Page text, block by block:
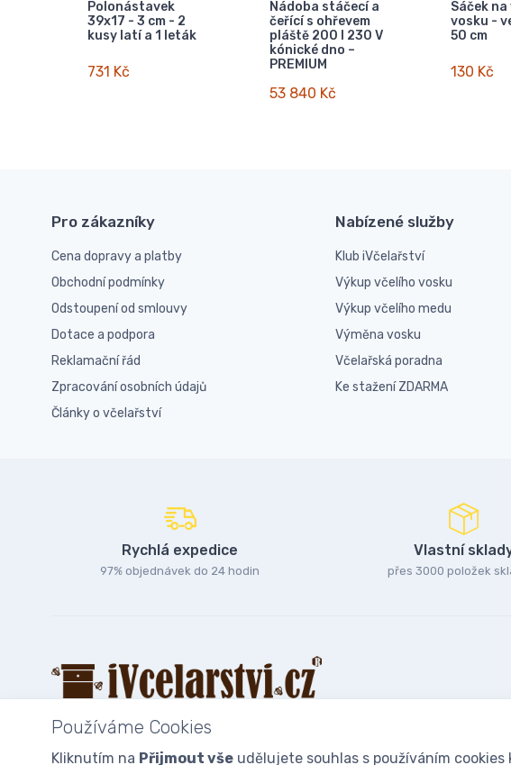
Polonástavek
39x17 - 3 cm - 2
kusy latí a 1 leták
731 Kč
Nádoba stáčecí a
čeřící s ohřevem
pláště 200 l 230 V
kónické dno –
PREMIUM
53 840 Kč
Sáček
vosku -
50 cm
130 Kč
Pro zákazníky
Cena dopravy a platby
Obchodní podmínky
Odstoupení od smlouvy
Dotace a podpora
Reklamační řád
Zpracování osobních údajů
Články o včelařství
Nabízené služby
Klub iVčelařství
Výkup včelího vosku
Výkup včelího medu
Výměna vosku
Včelařská poradna
Ke stažení ZDARMA
Rychlá expedice
97% objednávek do 24 hodin
Vlastní
přes 3000 položek
Používáme Cookies
Kliknutím na Přijmout vše udělujete souhlas s používáním